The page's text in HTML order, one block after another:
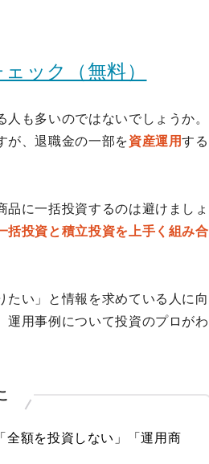
ック（無料）
も多いのではないでしょうか。
が、退職金の一部を資産運用する
に一括投資するのは避けましょ
括投資と積立投資を上手く組み合
い」と情報を求めている人に向
運用事例について投資のプロがわ
全額を投資しない」「運用商